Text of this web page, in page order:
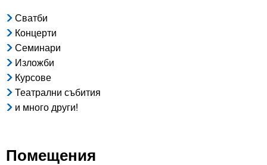
Сватби
Концерти
Семинари
Изложби
Курсове
Театрални събития
и много други!
Помещения